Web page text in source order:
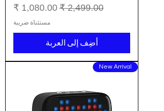
سعر عادي سعر البيع
مستثناة ضريبة
أضِف إلى العربة
New Arrival